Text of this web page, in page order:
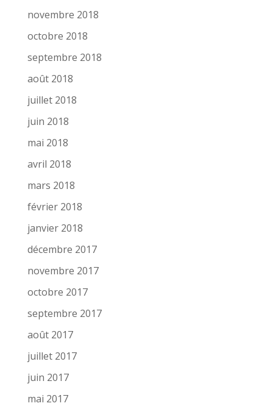
novembre 2018
octobre 2018
septembre 2018
août 2018
juillet 2018
juin 2018
mai 2018
avril 2018
mars 2018
février 2018
janvier 2018
décembre 2017
novembre 2017
octobre 2017
septembre 2017
août 2017
juillet 2017
juin 2017
mai 2017